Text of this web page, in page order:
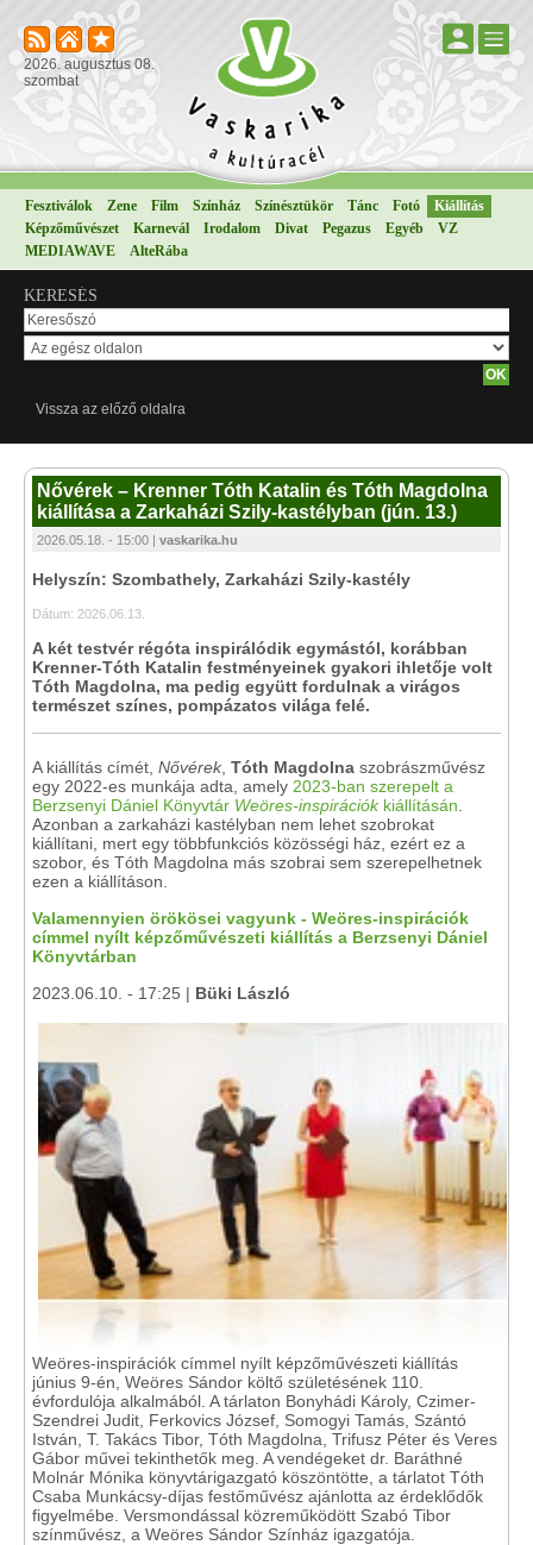
2026. augusztus 08.
szombat
Fesztiválok Zene Film Színház Színésztükör Tánc Fotó
Kiállítás
Képzőművészet
Karnevál Irodalom Divat Pegazus Egyéb
VZ
MEDIAWAVE
AlteRába
KERESÉS
Vissza az előző oldalra
Nővérek – Krenner Tóth Katalin és Tóth Magdolna
kiállítása a Zarkaházi Szily-kastélyban (jún. 13.)
2026.05.18. - 15:00 | vaskarika.hu
Helyszín: Szombathely, Zarkaházi Szily-kastély
Dátum: 2026.06.13.
A két testvér régóta inspirálódik egymástól, korábban
Krenner-Tóth Katalin festményeinek gyakori ihletője volt
Tóth Magdolna, ma pedig együtt fordulnak a virágos
természet színes, pompázatos világa felé.
A kiállítás címét, Nővérek, Tóth Magdolna szobrászművész
egy 2022-es munkája adta, amely 2023-ban szerepelt a
Berzsenyi Dániel Könyvtár Weöres-inspirációkkiállításán
Azonban a zarkaházi kastélyban nem lehet szobrokat
kiállítani, mert egy többfunkciós közösségi ház, ezért ez a
szobor, és Tóth Magdolna más szobrai sem szerepelhetnek
ezen a kiállításon.
Valamennyien örökösei vagyunk - Weöres-inspirációk
címmel nyílt képzőművészeti kiállítás a Berzsenyi Dániel
Könyvtárban
2023.06.10. - 17:25 | Büki László
Weöres-inspirációk címmel nyílt képzőművészeti kiállítás
június 9-én, Weöres Sándor költő születésének 110.
évfordulója alkalmából. A tárlaton Bonyhádi Károly, Czimer-
Szendrei Judit, Ferkovics József, Somogyi Tamás, Szántó
István, T. Takács Tibor, Tóth Magdolna, Trifusz Péter és Veres
Gábor művei tekinthetők meg. A vendégeket dr. Baráthné
Molnár Mónika könyvtárigazgató köszöntötte, a tárlatot Tóth
Csaba Munkácsy-díjas festőművész ajánlotta az érdeklődők
figyelmébe. Versmondással közreműködött Szabó Tibor
színművész, a Weöres Sándor Színház igazgatója.